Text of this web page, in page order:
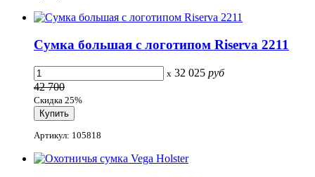
Сумка большая с логотипом Riserva 2211
x 32 025 руб
42 700
Скидка 25%
Артикул: 105818